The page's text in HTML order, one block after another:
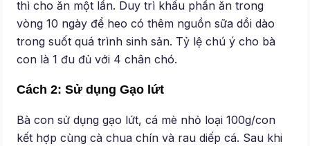
thì cho ăn một lần. Duy trì khẩu phần ăn trong
vòng 10 ngày để heo có thêm nguồn sữa dồi dào
trong suốt quá trình sinh sản. Tỷ lệ chú ý cho bà
con là 1 đu đủ với 4 chân chó.
Cách 2: Sử dụng Gạo lứt
Bà con sử dụng gạo lứt, cá mè nhỏ loại 100g/con
kết hợp cùng cà chua chín và rau diếp cá. Sau khi